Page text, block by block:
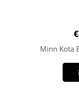
€
Minn Kota